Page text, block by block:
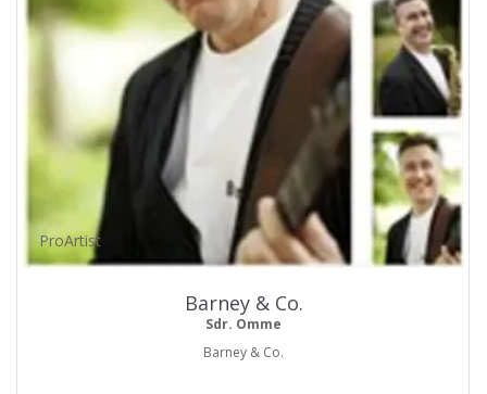
ProArtist
Barney & Co.
Sdr. Omme
Barney & Co.